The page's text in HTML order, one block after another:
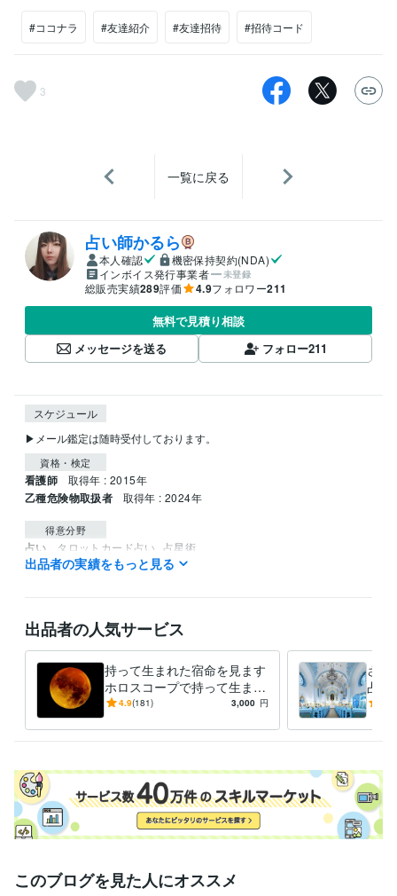
#ココナラ #友達紹介 #友達招待 #招待コード
3
一覧に戻る
占い師かるら
本人確認
機密保持契約(NDA)
インボイス発行事業者
未登録
総販売実績289評価 4.9フォロワー211
無料で見積り相談
メッセージを送る
フォロー211
スケジュール
▶メール鑑定は随時受付しております。
資格・検定
看護師 取得年 : 2015年
乙種危険物取扱者 取得年 : 2024年
得意分野
占い タロットカード占い 占星術
占い 悩み相談 資格取得のアドバイス
悩み相談・カウンセリング
話し相手
看護師
語学力
日常会話レベル
出品者の実績をもっと見る
出品者の人気サービス
持って生まれた宿命を見ます
ホロスコープで持って生まれ
た宿命を紐解きます。
4.9(181) 3,000 円
さっ
占い
感じ
このブログを見た人にオススメ